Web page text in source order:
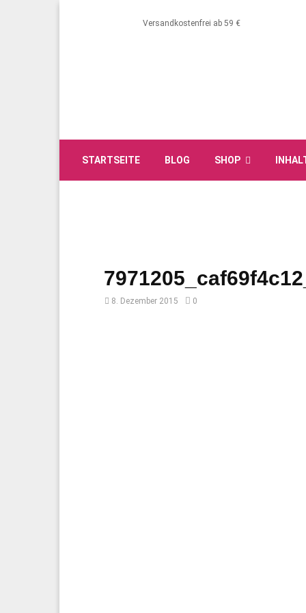
Versandkostenfrei ab 59 €
STARTSEITE BLOG SHOP
8. Dezember 2015 0